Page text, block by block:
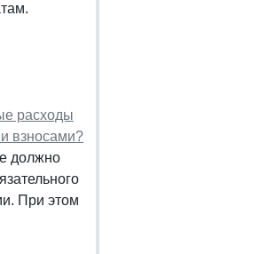
расходы
взносами?
должно
При этом